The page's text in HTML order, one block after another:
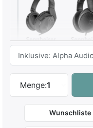
Eigenschaft
Menge:1
Wunschliste